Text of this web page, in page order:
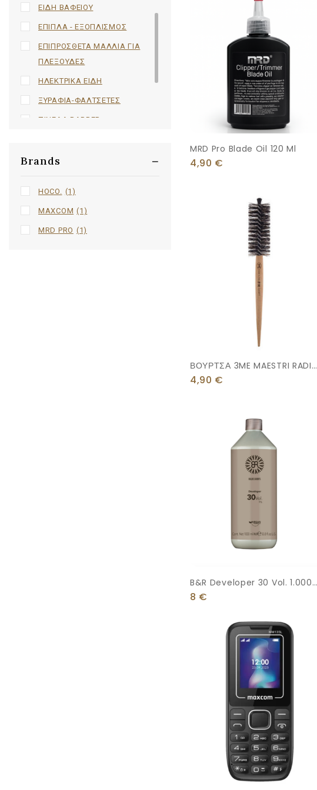
MRD Pro Blade Oil 120 Ml
4,90 €
ΒΟΥΡΤΣΑ 3ME MAESTRI RADIAL
0211
4,90 €
B&R Developer 30 Vol. 1.000
Ml
8 €
ΕΙΔΗ ΒΑΦΕΙΟΥ
ΕΠΙΠΛΑ - ΕΞΟΠΛΙΣΜΟΣ
ΕΠΙΠΡΟΣΘΕΤΑ ΜΑΛΛΙΑ ΓΙΑ
ΠΛΕΞΟΥΔΕΣ
ΗΛΕΚΤΡΙΚΑ ΕΙΔΗ
ΞΥΡΑΦΙΑ-ΦΑΛΤΣΕΤΕΣ
ΠΙΝΕΛΑ BARBER
ΧΤΕΝΕΣ - ΒΟΥΡΤΣΕΣ
Brands
HOCO. (1)
MAXCOM (1)
MRD PRO (1)